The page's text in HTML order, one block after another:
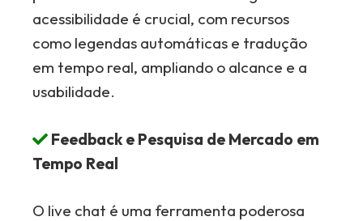
acessibilidade é crucial, com recursos
como legendas automáticas e tradução
em tempo real, ampliando o alcance e a
usabilidade.
Feedback e Pesquisa de Mercado em
Tempo Real
O live chat é uma ferramenta poderosa